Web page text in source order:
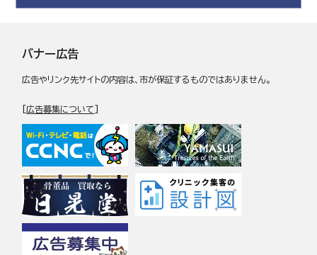
バナー広告
広告やリンク先サイトの内容は、市が保証するものではありません。
[広告募集について